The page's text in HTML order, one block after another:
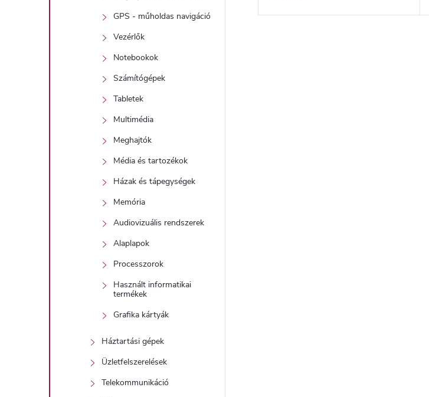
GPS - műholdas navigáció
Vezérlők
Notebookok
Számítógépek
Tabletek
Multimédia
Meghajtók
Média és tartozékok
Házak és tápegységek
Memória
Audiovizuális rendszerek
Alaplapok
Processzorok
Használt informatikai
termékek
Grafika kártyák
Háztartási gépek
Üzletfelszerelések
Telekommunikáció